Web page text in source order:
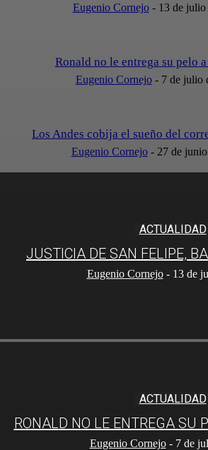
Eugenio Cornejo - 13 de julio
Ronald no le entrega su pelo
Eugenio Cornejo - 7 de julio
Los Andes cobija el sueño del
Eugenio Cornejo - 27 de
ACTUALIDAD
JUSTICIA DE SAN FELIPE,
Eugenio Cornejo - 13 de
ACTUALIDAD
RONALD NO LE ENTREGA SU
Eugenio Cornejo - 7 de